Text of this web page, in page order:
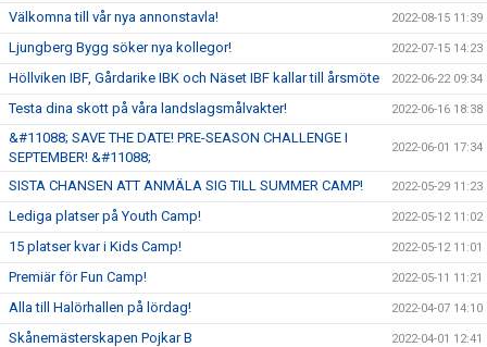
Välkomna till vår nya annonstavla! 2022-08-15 11:39
Ljungberg Bygg söker nya kollegor! 2022-07-15 14:23
Höllviken IBF, Gårdarike IBK och Näset IBF kallar till årsmöte 2022-06-22 09:34
Testa dina skott på våra landslagsmålvakter! 2022-06-16 18:38
&#11088; SAVE THE DATE! PRE-SEASON CHALLENGE I
SEPTEMBER! &#11088;
2022-06-01 17:34
SISTA CHANSEN ATT ANMÄLA SIG TILL SUMMER CAMP! 2022-05-29 11:23
Lediga platser på Youth Camp! 2022-05-12 11:02
15 platser kvar i Kids Camp! 2022-05-12 11:01
Premiär för Fun Camp! 2022-05-11 11:21
Alla till Halörhallen på lördag! 2022-04-07 14:10
Skånemästerskapen Pojkar B 2022-04-01 12:41